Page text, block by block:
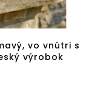
vo vnútri s
výrobok